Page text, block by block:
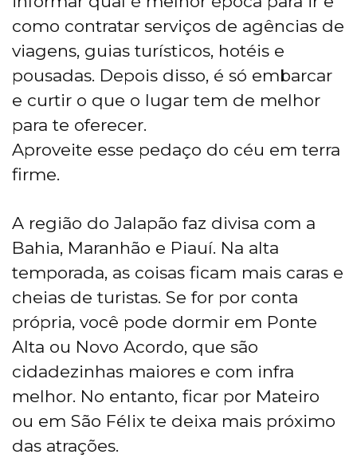
como contratar serviços de agências de
viagens, guias turísticos, hotéis e
pousadas. Depois disso, é só embarcar
e curtir o que o lugar tem de melhor
para te oferecer.
Aproveite esse pedaço do céu em terra
firme.
A região do Jalapão faz divisa com a
Bahia, Maranhão e Piauí. Na alta
temporada, as coisas ficam mais caras e
cheias de turistas. Se for por conta
própria, você pode dormir em Ponte
Alta ou Novo Acordo, que são
cidadezinhas maiores e com infra
melhor. No entanto, ficar por Mateiro
ou em São Félix te deixa mais próximo
das atrações.